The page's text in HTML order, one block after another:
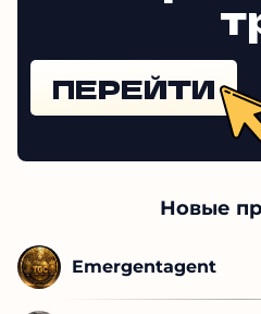
ПЕРЕЙТИ
Новые
Emergentagent